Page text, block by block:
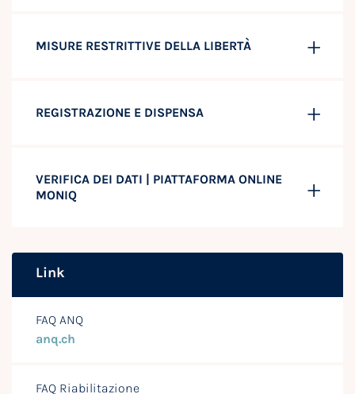
MISURE RESTRITTIVE DELLA LIBERTÀ
REGISTRAZIONE E DISPENSA
VERIFICA DEI DATI | PIATTAFORMA ONLINE
MONIQ
Link
FAQ ANQ
anq.ch
FAQ Riabilitazione